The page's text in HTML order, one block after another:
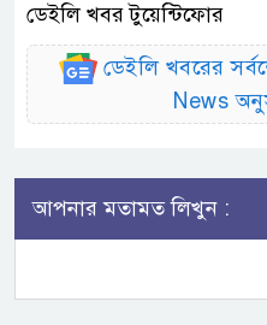
ডেইলি খবর টুয়েন্টিফোর
ডেইলি খবরের
News
আপনার মতামত লিখুন :